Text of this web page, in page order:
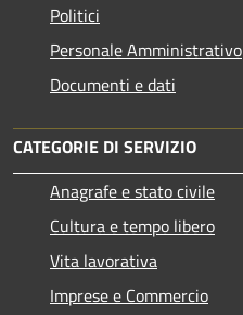
Politici
Personale Amministrativo
Documenti e dati
CATEGORIE DI SERVIZIO
Anagrafe e stato civile
Cultura e tempo libero
Vita lavorativa
Imprese e Commercio